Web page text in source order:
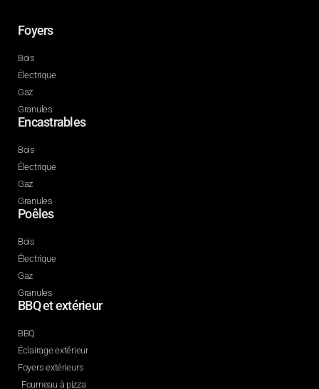
Foyers
Bois
Électrique
Gaz
Granules
Encastrables
Bois
Électrique
Gaz
Granules
Poêles
Bois
Électrique
Gaz
Granules
BBQ et extérieur
BBQ
Éclairage extérieur
Foyers extérieurs
Fourneau à pizza